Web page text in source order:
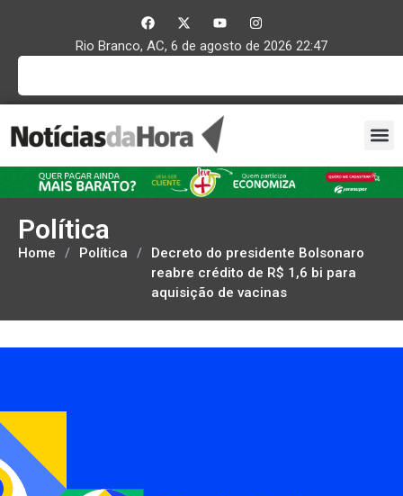
Rio Branco, AC, 6 de agosto de 2026 22:47
Política
Home / Política /
Decreto do presidente Bolsonaro
reabre crédito de R$ 1,6 bi para
aquisição de vacinas